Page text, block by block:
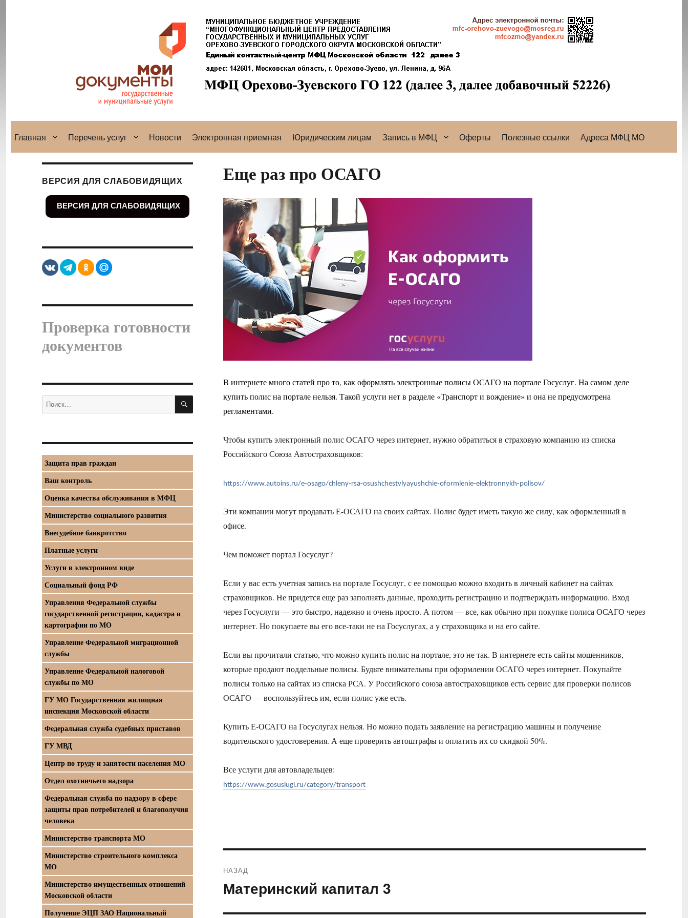
Главная Перечень услуг Новости Электронная приемная Юридическим лицам Запись в МФЦ Оферты Полезные ссылки Адреса МФЦ МО
Еще раз про ОСАГО
В интернете много статей про то, как оформлять электронные полисы ОСАГО на портале Госуслуг. На самом деле
купить полис на портале нельзя. Такой услуги нет в разделе «Транспорт и вождение» и она не предусмотрена
регламентами.
Чтобы купить электронный полис ОСАГО через интернет, нужно обратиться в страховую компанию из списка
Российского Союза Автостраховщиков:
https://www.autoins.ru/e-osago/chleny-rsa-osushchestvlyayushchie-oformlenie-elektronnykh-polisov/
Эти компании могут продавать Е-ОСАГО на своих сайтах. Полис будет иметь такую же силу, как оформленный в
офисе.
Чем поможет портал Госуслуг?
Если у вас есть учетная запись на портале Госуслуг, с ее помощью можно входить в личный кабинет на сайтах
страховщиков. Не придется еще раз заполнять данные, проходить регистрацию и подтверждать информацию. Вход
через Госуслуги — это быстро, надежно и очень просто. А потом — все, как обычно при покупке полиса ОСАГО через
интернет. Но покупаете вы его все-таки не на Госуслугах, а у страховщика и на его сайте.
Если вы прочитали статью, что можно купить полис на портале, это не так. В интернете есть сайты мошенников,
которые продают поддельные полисы. Будьте внимательны при оформлении ОСАГО через интернет. Покупайте
полисы только на сайтах из списка РСА. У Российского союза автостраховщиков есть сервис для проверки полисов
ОСАГО — воспользуйтесь им, если полис уже есть.
Купить Е-ОСАГО на Госуслугах нельзя. Но можно подать заявление на регистрацию машины и получение
водительского удостоверения. А еще проверить автоштрафы и оплатить их со скидкой 50%.
Все услуги для автовладельцев:
https://www.gosuslugi.ru/category/transport
по
НАЗАД
Предыдущая
Материнский капитал 3
ВЕРСИЯ ДЛЯ СЛАБОВИДЯЩИХ
ВЕРСИЯ ДЛЯ СЛАБОВИДЯЩИХ
Проверка готовности
документов
Искать: ПОИСК
Защита прав граждан
Ваш контроль
Оценка качества обслуживания в МФЦ
Министерство социального развития
Внесудебное банкротство
Платные услуги
Услуги в электронном виде
Социальный фонд РФ
Управления Федеральной службы
государственной регистрации, кадастра и
картографии по МО
Управление Федеральной миграционной
службы
Управление Федеральной налоговой
службы по МО
ГУ МО Государственная жилищная
инспекция Московской области
Федеральная служба судебных приставов
ГУ МВД
Центр по труду и занятости населения МО
Отдел охотничьего надзора
Федеральная служба по надзору в сфере
защиты прав потребителей и благополучия
человека
Министерство транспорта МО
Министерство строительного комплекса
МО
Министерство имущественных отношений
Московской области
Получение ЭЦП ЗАО Национальный